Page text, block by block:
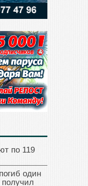
по 119
один